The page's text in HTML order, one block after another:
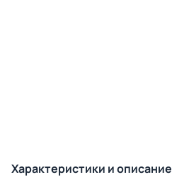
Характеристики и описание